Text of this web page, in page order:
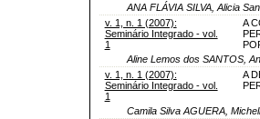
ANA FLÁVIA SILVA, Alicia
v. 1, n. 1 (2007):
Seminário Integrado - vol.
1
A
Aline Lemos dos SANTOS,
v. 1, n. 1 (2007):
Seminário Integrado - vol.
1
A
Camila Silva AGUERA,